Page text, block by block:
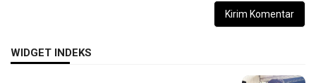
WIDGET INDEKS